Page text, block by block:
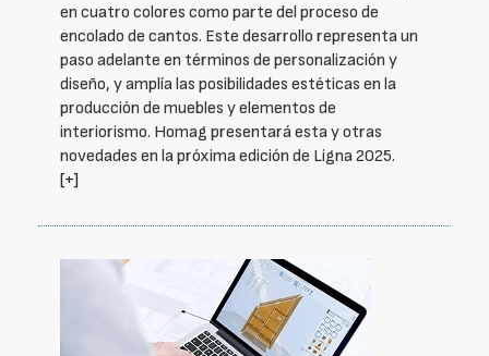
en cuatro colores como parte del proceso de
encolado de cantos. Este desarrollo representa un
paso adelante en términos de personalización y
diseño, y amplía las posibilidades estéticas en la
producción de muebles y elementos de
interiorismo. Homag presentará esta y otras
novedades en la próxima edición de Ligna 2025.
[+]